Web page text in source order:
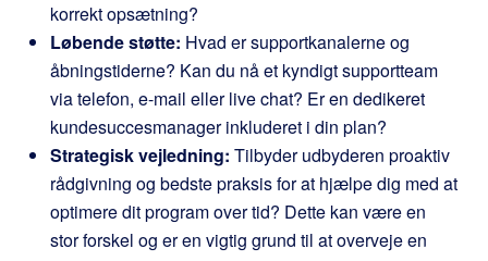
korrekt opsætning?
Løbende støtte: Hvad er supportkanalerne og
åbningstiderne? Kan du nå et kyndigt supportteam
via telefon, e-mail eller live chat? Er en dedikeret
kundesuccesmanager inkluderet i din plan?
Strategisk vejledning: Tilbyder udbyderen proaktiv
rådgivning og bedste praksis for at hjælpe dig med at
optimere dit program over tid? Dette kan være en
stor forskel og er en vigtig grund til at overveje en